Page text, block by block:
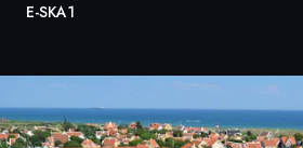
E-SKA1